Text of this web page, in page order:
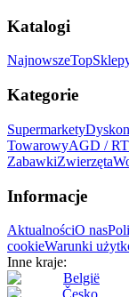
Katalogi
NajnowszeTop
Kategorie
Supermarkety
TowarowyAGD /
ZabawkiZwierzęta
Informacje
AktualnościO nas
cookieWarunki
Inne kraje:
België